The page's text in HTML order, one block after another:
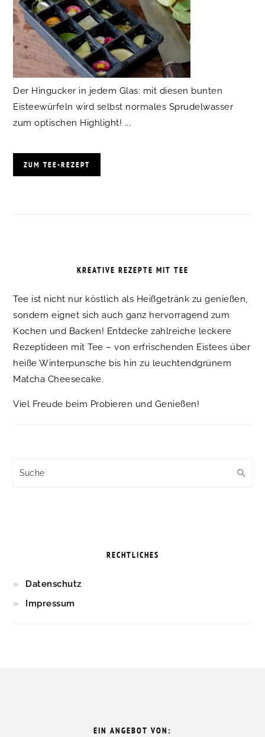
Der Hingucker in jedem Glas: mit diesen bunten
Eisteewürfeln wird selbst normales Sprudelwasser
zum optischen Highlight! ...
ZUM TEE-REZEPT
KREATIVE REZEPTE MIT TEE
Tee ist nicht nur köstlich als Heißgetränk zu genießen,
sondern eignet sich auch ganz hervorragend zum
Kochen und Backen! Entdecke zahlreiche leckere
Rezeptideen mit Tee – von erfrischenden Eistees über
heiße Winterpunsche bis hin zu leuchtendgrünem
Matcha Cheesecake.
Viel Freude beim Probieren und Genießen!
Suche
RECHTLICHES
Datenschutz
Impressum
EIN ANGEBOT VON: